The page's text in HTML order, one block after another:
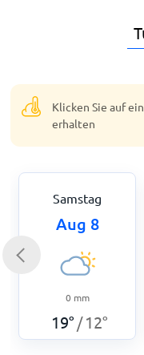
Klicken Sie auf
erhalten
Samstag
Aug 8
0 mm
19° / 12°